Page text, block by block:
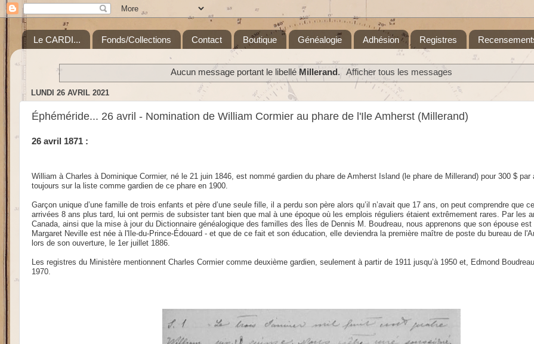
Le CARDI... Fonds/Collections Contact Boutique Généalogie Adhésion Registres
Aucun message portant le libellé Millerand . Afficher tous les messages
LUNDI 26 AVRIL 2021
Éphéméride... 26 avril - Nomination de William Cormier au phare de l'Ile Amherst (Millerand)
26 avril 1871 :
William à Charles à Dominique Cormier, né le 21 juin 1846, est nommé gardien du phare de Amherst Island (le phare de Millerand) pour 300 $ par
toujours sur la liste comme gardien de ce phare en 1900.
Garçon unique d’une famille de trois enfants et père d’une seule fille, il a perdu son père alors qu’il n’avait que 17 ans, on peut comprendre que
arrivées 8 ans plus tard, lui ont permis de subsister tant bien que mal à une époque où les emplois réguliers étaient extrêmement rares. Par les
Canada, ainsi que la mise à jour du Dictionnaire généalogique des familles des Îles de Dennis M. Boudreau, nous apprenons que son épouse est
Margaret Neville est née à l'Ile-du-Prince-Édouard - et que de ce fait et son éducation, elle deviendra la première maître de poste du bureau de
lors de son ouverture, le 1er juillet 1886.
Les registres du Ministère mentionnent Charles Cormier comme deuxième gardien, seulement à partir de 1911 jusqu’à 1950 et, Edmond
1970.